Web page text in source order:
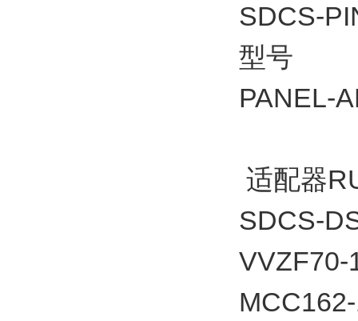
SDCS-
型号
PANEL-
适配器
SDCS-
VVZF70-